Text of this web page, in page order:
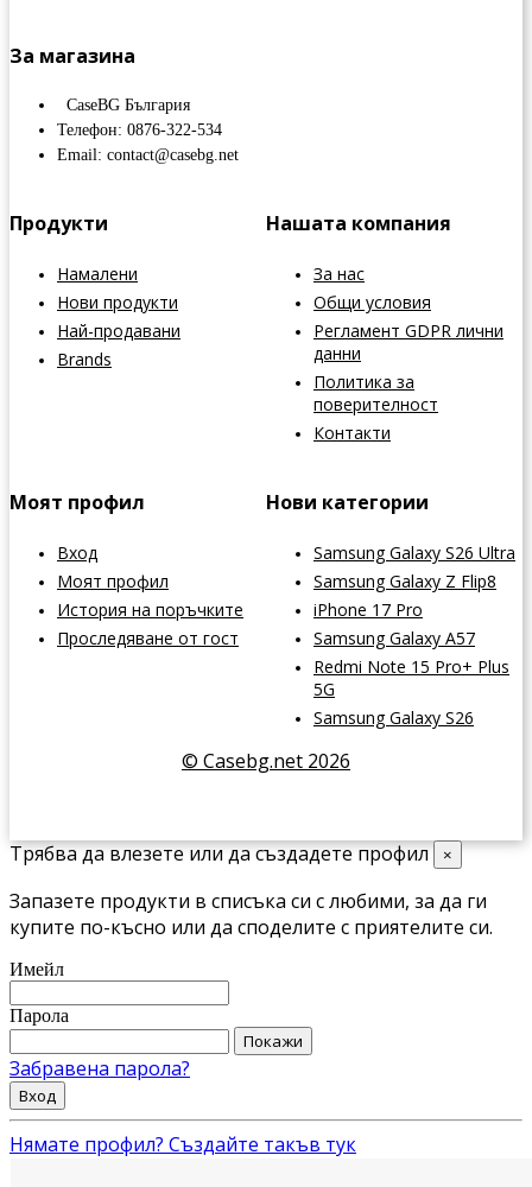
За магазина
CaseBG България
Телефон: 0876-322-534
Email: contact@casebg.net
Продукти
Намалени
Нови продукти
Най-продавани
Brands
Нашата компания
За нас
Общи условия
Регламент GDPR лични
данни
Политика за
поверителност
Контакти
Моят профил
Вход
Моят профил
История на поръчките
Проследяване от гост
Нови категории
Samsung Galaxy S26 Ultra
Samsung Galaxy Z Flip8
iPhone 17 Pro
Samsung Galaxy A57
Redmi Note 15 Pro+ Plus
5G
Samsung Galaxy S26
© Casebg.net 2026
Трябва да влезете или да създадете профил ×
Запазете продукти в списъка си с любими, за да ги
купите по-късно или да споделите с приятелите си.
Имейл
Парола
Покажи
Забравена парола?
Вход
Нямате профил? Създайте такъв тук